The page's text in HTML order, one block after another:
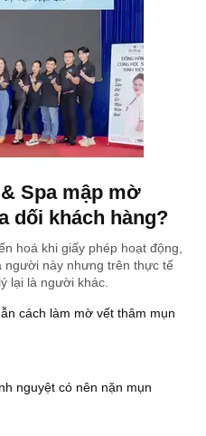
Spa mập mờ
dối khách hàng?
hoá khi giấy phép hoạt động,
người này nhưng trên thực tế
lại là người khác.
cách làm mờ vết thâm mụn
nguyệt có nên nặn mụn